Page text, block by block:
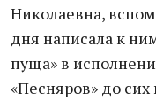
Николаевна,
дня написала к
пуща» в
«Песняров» до